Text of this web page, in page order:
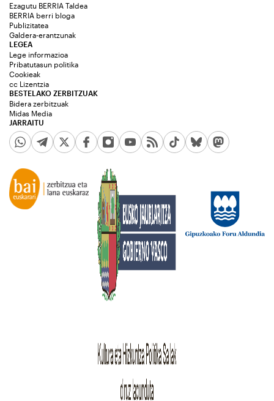
Ezagutu BERRIA Taldea
BERRIA berri bloga
Publizitatea
Galdera-erantzunak
JARRAITU
LEGEA
Lege informazioa
Pribatutasun politika
Cookieak
cc Lizentzia
BESTELAKO ZERBITZUAK
Bidera zerbitzuak
Midas Media